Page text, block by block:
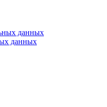
данных
данных